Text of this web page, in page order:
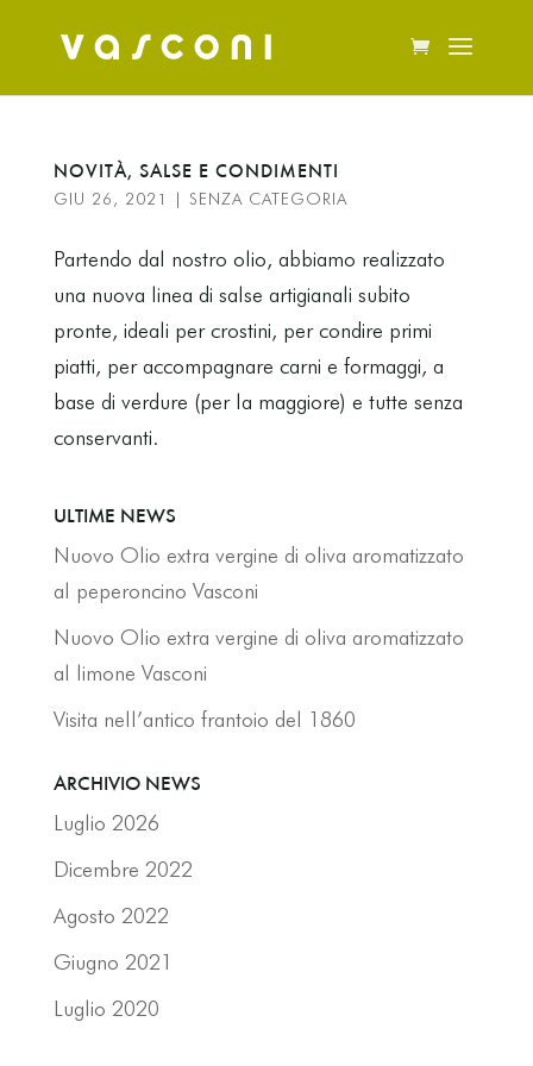
NOVITÀ, SALSE E CONDIMENTI
GIU 26, 2021 | SENZA CATEGORIA
Partendo dal nostro olio, abbiamo realizzato
una nuova linea di salse artigianali subito
pronte, ideali per crostini, per condire primi
piatti, per accompagnare carni e formaggi, a
base di verdure (per la maggiore) e tutte senza
conservanti.
ULTIME NEWS
Nuovo Olio extra vergine di oliva aromatizzato
al peperoncino Vasconi
Nuovo Olio extra vergine di oliva aromatizzato
al limone Vasconi
Visita nell’antico frantoio del 1860
ARCHIVIO NEWS
Luglio 2026
Dicembre 2022
Agosto 2022
Giugno 2021
Luglio 2020